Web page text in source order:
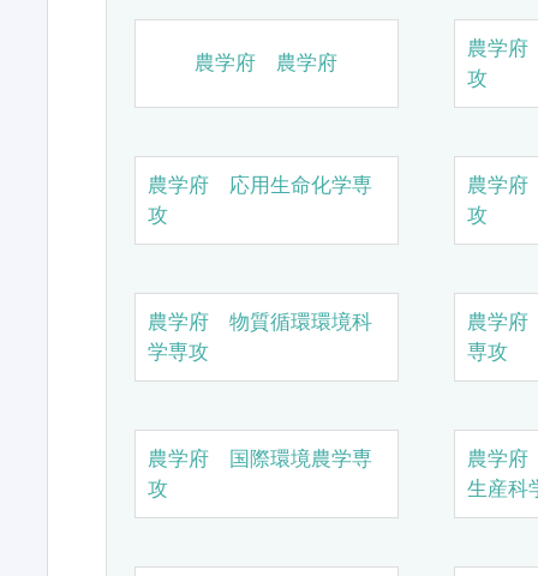
農学府 農学府
農学
攻
農学府 応用生命化学専
攻
農学
攻
農学府 物質循環環境科
学専攻
農学
専攻
農学府 国際環境農学専
攻
農学
生産科